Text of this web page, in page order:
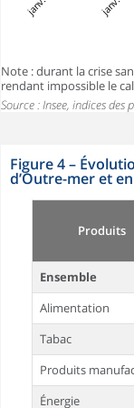
Note : durant la crise
rendant impossible le
Source : Insee, indices
Figure 4–
d’Outre-mer et
Produits
Ensemble
Alimentation
Tabac
Produits
Énergie